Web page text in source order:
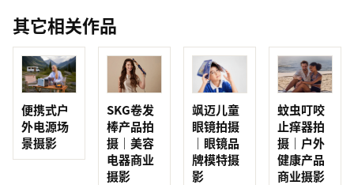
其它相关作品
便携式户
外电源场
景摄影
SKG卷发
棒产品拍
摄｜美容
电器商业
摄影
飒迈儿童
眼镜拍摄
｜眼镜品
牌模特摄
影
蚊虫叮咬
止痒器拍
摄｜户外
健康产品
商业摄影